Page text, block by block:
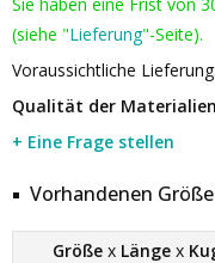
(siehe "Lieferung"-Seite).
Voraussichtliche Lieferung:
Qualität der
+ Eine Frage stellen
Vorhandenen
Größex Längex